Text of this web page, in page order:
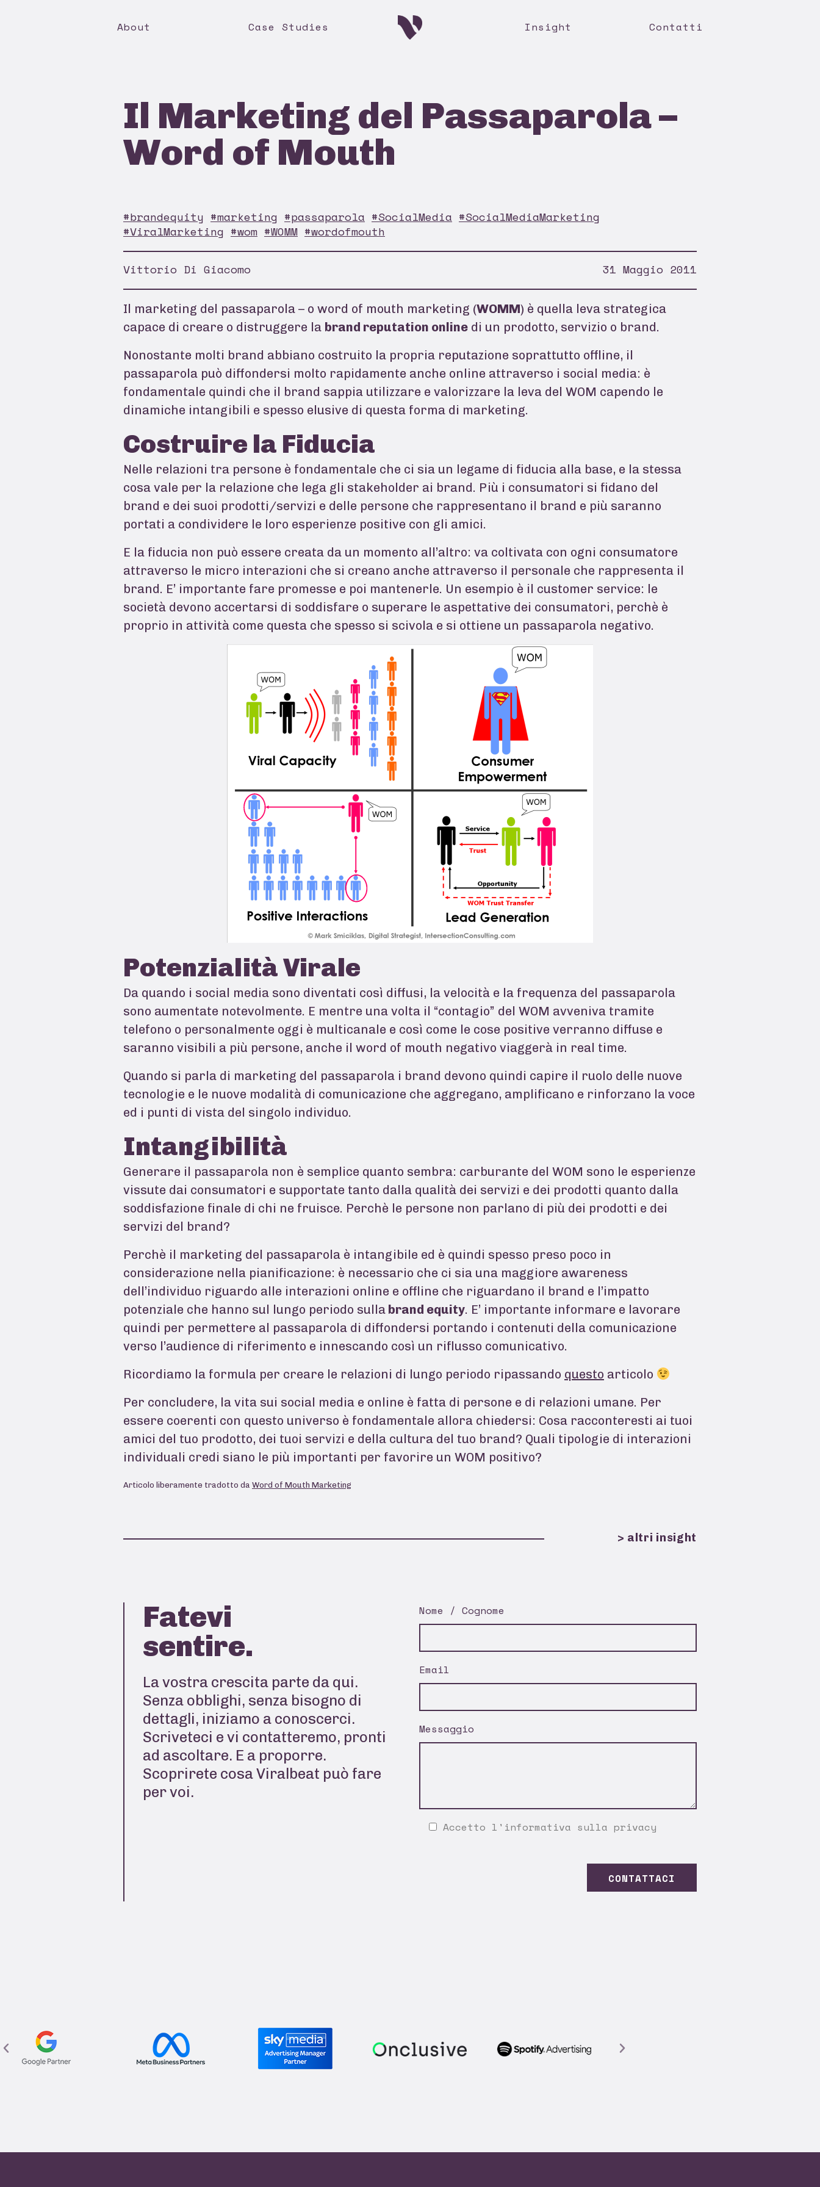
About Case Studies Insight Contatti
Il Marketing del Passaparola –
Word of Mouth
#brandequity #marketing #passaparola #SocialMedia #SocialMediaMarketing
#ViralMarketing #wom #WOMM #wordofmouth
Vittorio Di Giacomo 31 Maggio 2011
Il marketing del passaparola – o word of mouth marketing (WOMM) è quella leva strategica
capace di creare o distruggere la brand reputation online di un prodotto, servizio o brand.
Nonostante molti brand abbiano costruito la propria reputazione soprattutto offline, il
passaparola può diffondersi molto rapidamente anche online attraverso i social media: è
fondamentale quindi che il brand sappia utilizzare e valorizzare la leva del WOM capendo le
dinamiche intangibili e spesso elusive di questa forma di marketing.
Costruire la Fiducia
Nelle relazioni tra persone è fondamentale che ci sia un legame di fiducia alla base, e la stessa
cosa vale per la relazione che lega gli stakeholder ai brand. Più i consumatori si fidano del
brand e dei suoi prodotti/servizi e delle persone che rappresentano il brand e più saranno
portati a condividere le loro esperienze positive con gli amici.
E la fiducia non può essere creata da un momento all’altro: va coltivata con ogni consumatore
attraverso le micro interazioni che si creano anche attraverso il personale che rappresenta il
brand. E’ importante fare promesse e poi mantenerle. Un esempio è il customer service: le
società devono accertarsi di soddisfare o superare le aspettative dei consumatori, perchè è
proprio in attività come questa che spesso si scivola e si ottiene un passaparola negativo.
Potenzialità Virale
Da quando i social media sono diventati così diffusi, la velocità e la frequenza del passaparola
sono aumentate notevolmente. E mentre una volta il “contagio” del WOM avveniva tramite
telefono o personalmente oggi è multicanale e così come le cose positive verranno diffuse e
saranno visibili a più persone, anche il word of mouth negativo viaggerà in real time.
Quando si parla di marketing del passaparola i brand devono quindi capire il ruolo delle nuove
tecnologie e le nuove modalità di comunicazione che aggregano, amplificano e rinforzano la voce
ed i punti di vista del singolo individuo.
Intangibilità
Generare il passaparola non è semplice quanto sembra: carburante del WOM sono le esperienze
vissute dai consumatori e supportate tanto dalla qualità dei servizi e dei prodotti quanto dalla
soddisfazione finale di chi ne fruisce. Perchè le persone non parlano di più dei prodotti e dei
servizi del brand?
Perchè il marketing del passaparola è intangibile ed è quindi spesso preso poco in
considerazione nella pianificazione: è necessario che ci sia una maggiore awareness
dell’individuo riguardo alle interazioni online e offline che riguardano il brand e l’impatto
potenziale che hanno sul lungo periodo sulla brand equity. E’ importante informare e lavorare
quindi per permettere al passaparola di diffondersi portando i contenuti della comunicazione
verso l’audience di riferimento e innescando così un riflusso comunicativo.
Ricordiamo la formula per creare le relazioni di lungo periodo ripassando questo articolo
Per concludere, la vita sui social media e online è fatta di persone e di relazioni umane. Per
essere coerenti con questo universo è fondamentale allora chiedersi: Cosa racconteresti ai tuoi
amici del tuo prodotto, dei tuoi servizi e della cultura del tuo brand? Quali tipologie di interazioni
individuali credi siano le più importanti per favorire un WOM positivo?
Articolo liberamente tradotto da Word of Mouth Marketing
> altri insight
Fatevi
sentire.
La vostra crescita parte da qui.
Senza obblighi, senza bisogno di
dettagli, iniziamo a conoscerci.
Scriveteci e vi contatteremo, pronti
ad ascoltare. E a proporre.
Scoprirete cosa Viralbeat può fare
per voi.
Nome / Cognome
Email
Messaggio
Accetto l' informativa sulla privacy